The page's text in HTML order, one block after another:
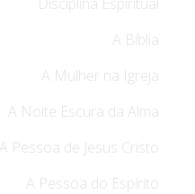
A Bíblia
A Mulher na Igreja
A Noite Escura da Alma
A Pessoa de Jesus Cristo
A Pessoa do Espírito